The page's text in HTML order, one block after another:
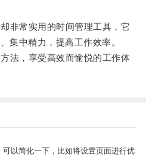
常实用的时间管理工具，它
集中精力，提高工作效率。
，享受高效而愉悦的工作体
以简化一下，比如将设置页面进行优